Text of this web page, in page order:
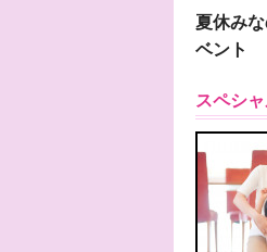
夏休み
ベント
スペシ